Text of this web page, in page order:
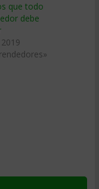
que todo
debe